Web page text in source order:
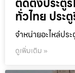
ทั่วไทย ประ
จำหน่ายอะไหล่ปร
ดูเพิ่มเติม »